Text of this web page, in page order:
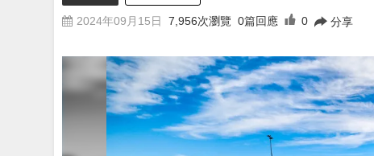
2024年09月15日 7,956次瀏覽 0篇回應 0 分享